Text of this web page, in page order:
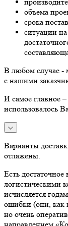
объема
срока
ситуации
В любом случае -
с нашими
И самое главное
использовалось
Варианты
отлажены.
Есть
логистическими
исчисляется
ошибки (они, как
но очень